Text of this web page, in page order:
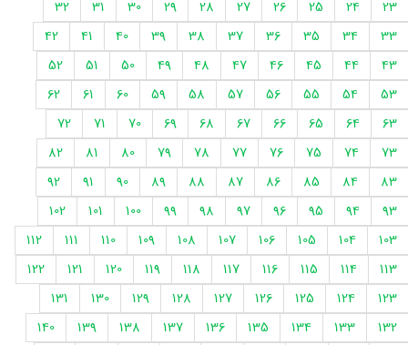
23
24
25
26
27
28
29
30
31
32
33
34
35
36
37
38
39
40
41
42
43
44
45
46
47
48
49
50
51
52
53
54
55
56
57
58
59
60
61
62
63
64
65
66
67
68
69
70
71
72
73
74
75
76
77
78
79
80
81
82
83
84
85
86
87
88
89
90
91
92
93
94
95
96
97
98
99
100
101
102
103
104
105
106
107
108
109
110
111
112
113
114
115
116
117
118
119
120
121
122
123
124
125
126
127
128
129
130
131
132
133
134
135
136
137
138
139
140